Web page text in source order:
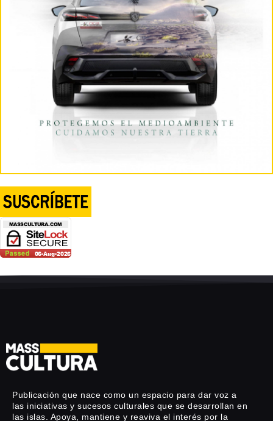
Publicación que nace como un espacio para dar voz a
las iniciativas y sucesos culturales que se desarrollan en
las islas. Apoya, mantiene y reaviva el interés por la